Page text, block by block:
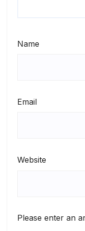
Name
Email
Website
Please enter an